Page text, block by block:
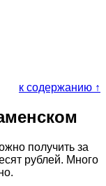
к содержанию ↑
получить за
рублей. Много